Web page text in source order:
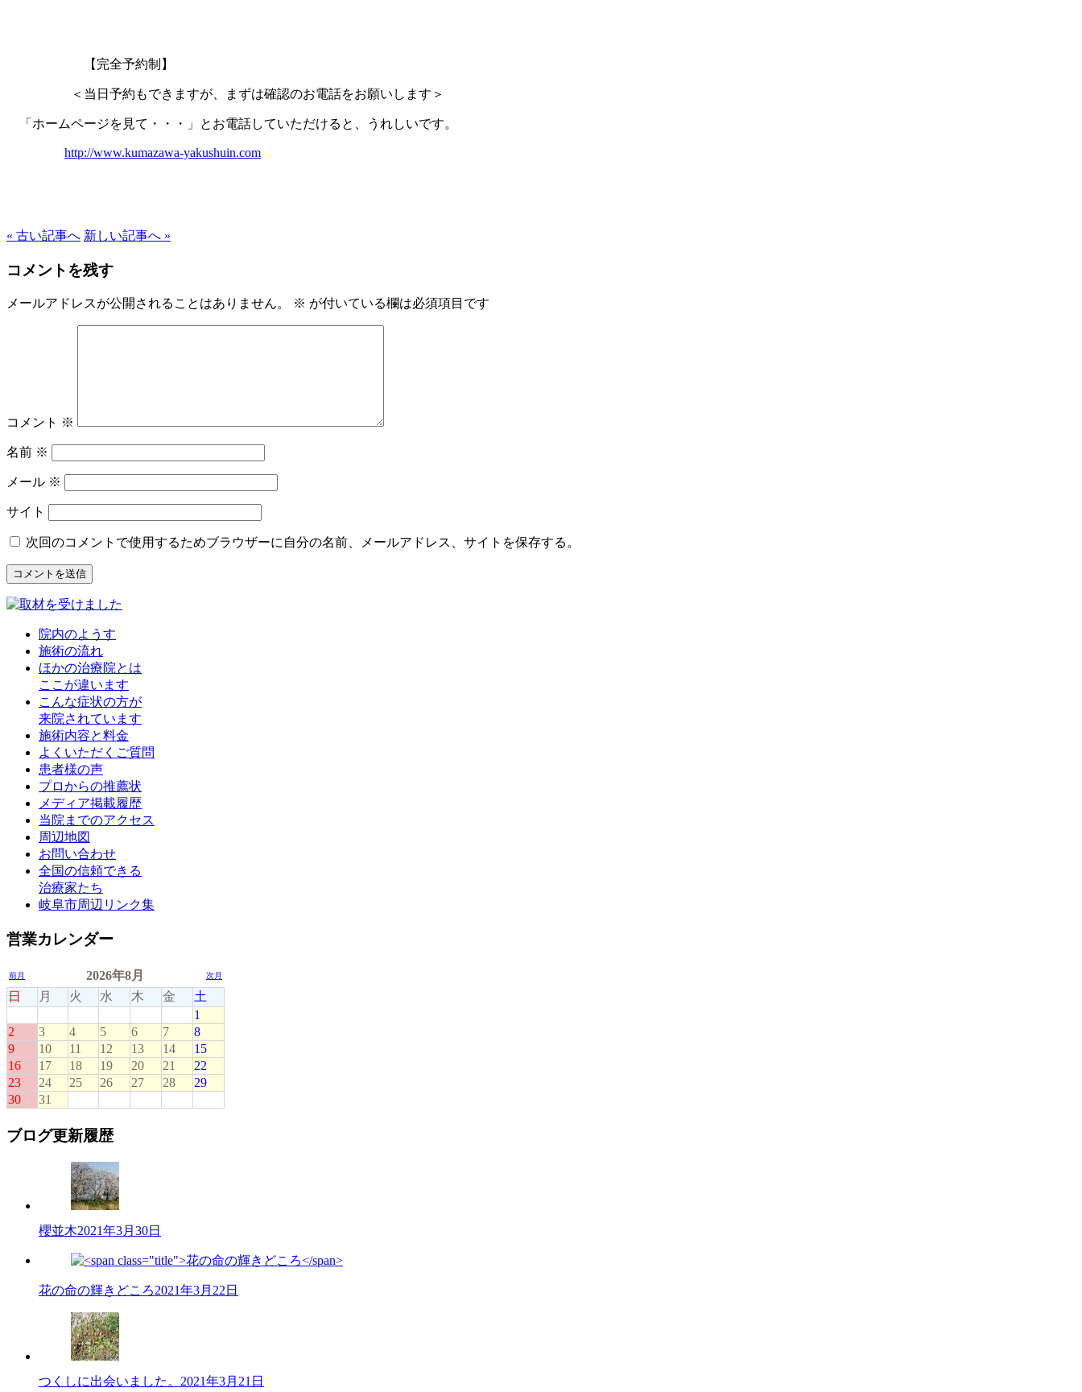
【完全予約制】
＜当日予約もできますが、まずは確認のお電話をお願いします＞
「ホームページを見て・・・」とお電話していただけると、うれしいです。
http://www.kumazawa-yakushuin.com
« 古い記事へ 新しい記事へ »
コメントを残す
メールアドレスが公開されることはありません。 ※ が付いている欄は必須項目です
コメント ※
名前 ※
メール ※
サイト
次回のコメントで使用するためブラウザーに自分の名前、メールアドレス、サイトを保存する。
院内のようす
施術の流れ
ほかの治療院とは
ここが違います
こんな症状の方が
来院されています
施術内容と料金
よくいただくご質問
患者様の声
プロからの推薦状
メディア掲載履歴
当院までのアクセス
周辺地図
お問い合わせ
全国の信頼できる
治療家たち
岐阜市周辺リンク集
営業カレンダー
ブログ更新履歴
櫻並木2021年3月30日
花の命の輝きどころ2021年3月22日
つくしに出会いました。 2021年3月21日